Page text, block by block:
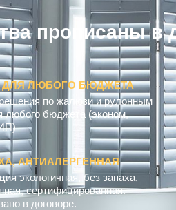
прописаны в
ДЛЯ ЛЮБОГО БЮДЖЕТА
по жалюзи и рулонным
любого бюджета (эконом,
АНТИАЛЕРГЕННАЯ
экологичная, без запаха,
сертифицированная.
в договоре.